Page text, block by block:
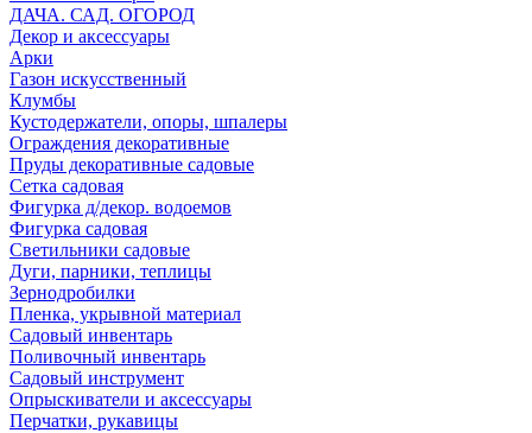
ДАЧА. САД. ОГОРОД
Декор и аксессуары
Арки
Газон искусственный
Клумбы
Кустодержатели, опоры, шпалеры
Ограждения декоративные
Пруды декоративные садовые
Сетка садовая
Фигурка д/декор. водоемов
Фигурка садовая
Светильники садовые
Дуги, парники, теплицы
Зернодробилки
Пленка, укрывной материал
Садовый инвентарь
Поливочный инвентарь
Садовый инструмент
Опрыскиватели и аксессуары
Перчатки, рукавицы